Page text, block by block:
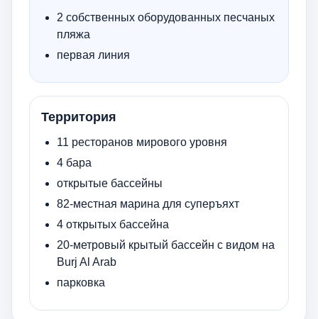
2 собственных оборудованных песчаных
пляжа
первая линия
Территория
11 ресторанов мирового уровня
4 бара
открытые бассейны
82-местная марина для суперъяхт
4 открытых бассейна
20-метровый крытый бассейн с видом на
Burj Al Arab
парковка